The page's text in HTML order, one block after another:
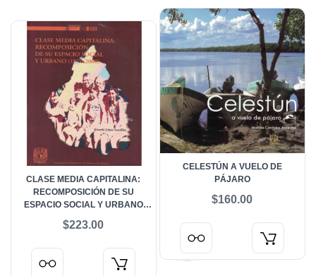
CELESTÚN A VUELO DE
PÁJARO
$160.00
CLASE MEDIA CAPITALINA:
RECOMPOSICIÓN DE SU
ESPACIO SOCIAL Y URBANO
$223.00